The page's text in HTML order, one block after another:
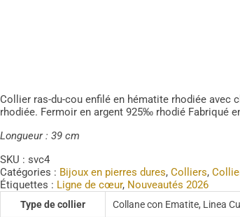
Collier ras-du-cou enfilé en hématite rhodiée
rhodiée. Fermoir en argent 925‰ rhodié Fabriqué
Longueur : 39 cm
SKU : svc4
Catégories : Bijoux en pierres dures, Colliers,
Étiquettes : Ligne de cœur, Nouveautés 2026
Type de collier Collane con Ematite, Linea